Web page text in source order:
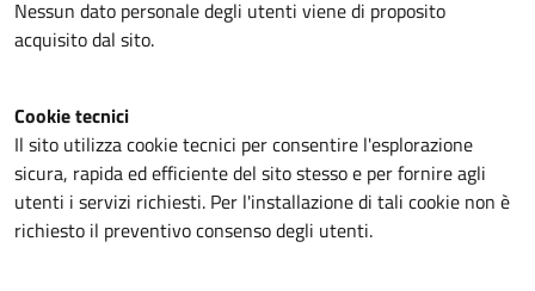
Nessun dato personale degli utenti viene di proposito
acquisito dal sito.
Cookie tecnici
Il sito utilizza cookie tecnici per consentire l'esplorazione
sicura, rapida ed efficiente del sito stesso e per fornire agli
utenti i servizi richiesti. Per l'installazione di tali cookie non è
richiesto il preventivo consenso degli utenti.